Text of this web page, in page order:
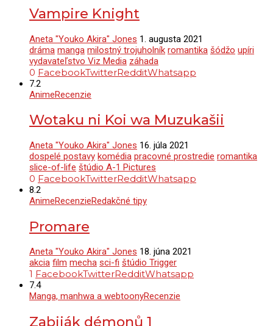
Vampire Knight
Aneta "Youko Akira" Jones 1. augusta 2021
dráma manga milostný trojuholník romantika šódžo upíri
vydavateľstvo Viz Media záhada
0 FacebookTwitterRedditWhatsapp
7.2
AnimeRecenzie
Wotaku ni Koi wa Muzukašii
Aneta "Youko Akira" Jones 16. júla 2021
dospelé postavy komédia pracovné prostredie romantika
slice-of-life štúdio A-1 Pictures
0 FacebookTwitterRedditWhatsapp
8.2
AnimeRecenzieRedakčné tipy
Promare
Aneta "Youko Akira" Jones 18. júna 2021
akcia film mecha sci-fi štúdio Trigger
1 FacebookTwitterRedditWhatsapp
7.4
Manga, manhwa a webtoonyRecenzie
Zabiják démonů 1